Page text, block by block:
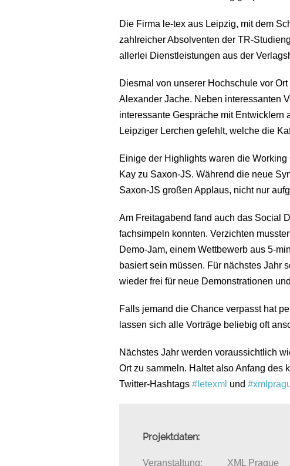
Die Firma le-tex aus Leipzig, mit dem
zahlreicher Absolventen der TR-
allerlei Dienstleistungen aus der
Diesmal von unserer Hochschule vor
Alexander Jache. Neben interessanten
interessante Gespräche mit
Leipziger Lerchen gefehlt, welche die
Einige der Highlights waren die
Kay zu Saxon-JS. Während die neue
Saxon-JS großen Applaus, nicht nur
Am Freitagabend fand auch das Social
fachsimpeln konnten. Verzichten
Demo-Jam, einem Wettbewerb aus 5-
basiert sein müssen. Für nächstes Jahr
wieder frei für neue Demonstrationen und
Falls jemand die Chance verpasst hat
lassen sich alle Vorträge beliebig oft
Nächstes Jahr werden voraussichtlich
Ort zu sammeln. Haltet also Anfang des
Twitter-Hashtags #letexml und
Projektdaten:
Veranstaltung:
XML Prague